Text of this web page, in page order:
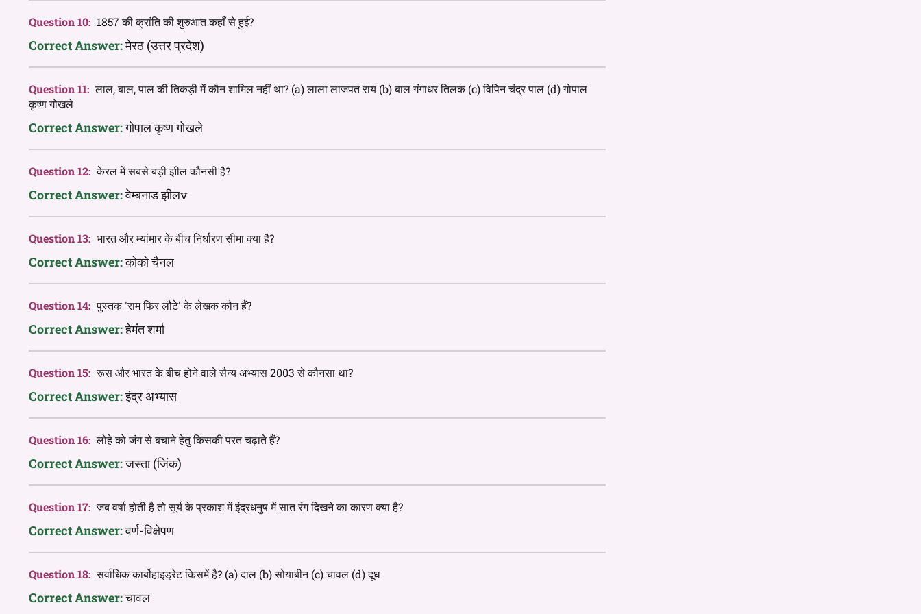
Question 10: 1857 की क्रांति की शुरुआत कहाँ से हुई?
Correct Answer:मेरठ (उत्तर प्रदेश)
Question 11: लाल, बाल, पाल की तिकड़ी में कौन शामिल नहीं था? (a) लाला लाजपत राय (b) बाल गंगाधर तिलक (c) विपिन चंद्र पाल (d) गोपाल
कृष्ण गोखले
Correct Answer:गोपाल कृष्ण गोखले
Question 12: केरल में सबसे बड़ी झील कौनसी है?
Correct Answer:वेम्बनाड झीलv
Question 13: भारत और म्यांमार के बीच निर्धारण सीमा क्या है?
Correct Answer:कोको चैनल
Question 14: पुस्तक 'राम फिर लौटे' के लेखक कौन हैं?
Correct Answer:हेमंत शर्मा
Question 15: रूस और भारत के बीच होने वाले सैन्य अभ्यास 2003 से कौनसा था?
Correct Answer:इंद्र अभ्यास
Question 16: लोहे को जंग से बचाने हेतु किसकी परत चढ़ाते हैं?
Correct Answer:जस्ता (जिंक)
Question 17: जब वर्षा होती है तो सूर्य के प्रकाश में इंद्रधनुष में सात रंग दिखने का कारण क्या है?
Correct Answer:वर्ण-विक्षेपण
Question 18: सर्वाधिक कार्बोहाइड्रेट किसमें है? (a) दाल (b) सोयाबीन (c) चावल (d) दूध
Correct Answer:चावल